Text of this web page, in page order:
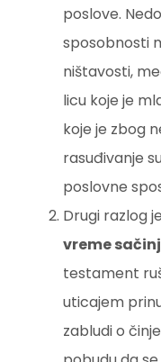
poslove.
sposobnosti
ništavosti,
licu koje je
koje je zbog
rasuđivanje
poslovne
Drugi razlog je
vreme
testament
uticajem
zabludi o